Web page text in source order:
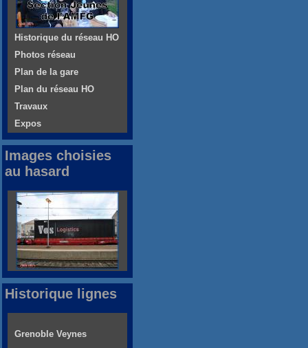
Historique du réseau HO
Photos réseau
Plan de la gare
Plan du réseau HO
Travaux
Expos
Images choisies
au hasard
Historique lignes
Grenoble Veynes